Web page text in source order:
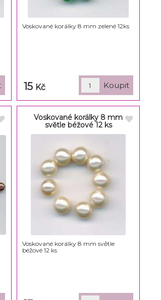
Voskované korálky 8 mm zelené 12ks
15 Kč
Voskované korálky 8 mm
světle béžové 12 ks
Voskované korálky 8 mm světle
béžové 12 ks